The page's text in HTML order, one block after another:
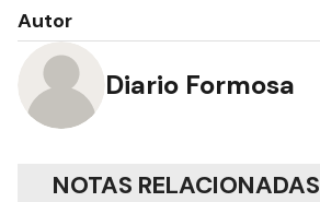
Autor
Diario Formosa
NOTAS RELACIONADAS